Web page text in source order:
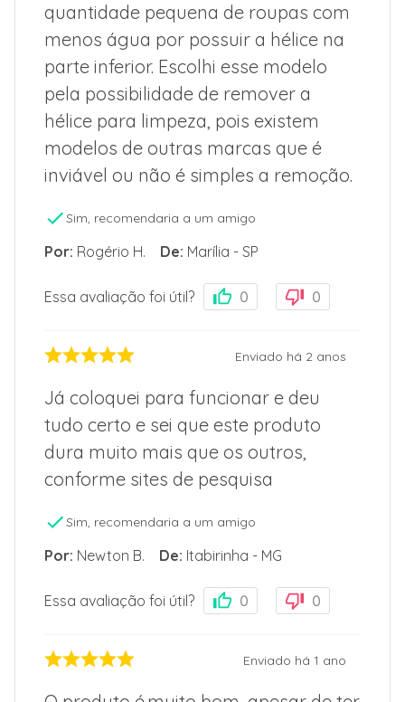
quantidade pequena de roupas com
menos água por possuir a hélice na
parte inferior. Escolhi esse modelo
pela possibilidade de remover a
hélice para limpeza, pois existem
modelos de outras marcas que é
inviável ou não é simples a remoção.
Sim, recomendaria a um amigo
Por: Rogério H. De: Marília - SP
Essa avaliação foi útil? 0 0
Enviado há 2 anos
Já coloquei para funcionar e deu
tudo certo e sei que este produto
dura muito mais que os outros,
conforme sites de pesquisa
Sim, recomendaria a um amigo
Por: Newton B. De: Itabirinha - MG
Essa avaliação foi útil? 0 0
Enviado há 1 ano